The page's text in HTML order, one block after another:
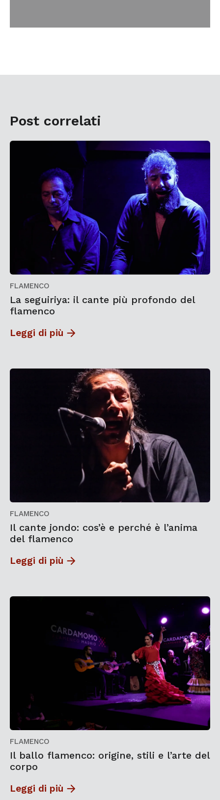
Post correlati
FLAMENCO
La seguiriya: il cante più profondo del
flamenco
Leggi di più
FLAMENCO
Il cante jondo: cos’è e perché è l’anima
del flamenco
Leggi di più
FLAMENCO
Il ballo flamenco: origine, stili e l’arte del
corpo
Leggi di più